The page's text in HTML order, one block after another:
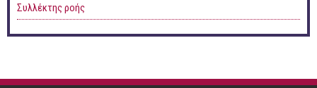
Συλλέκτης ροής